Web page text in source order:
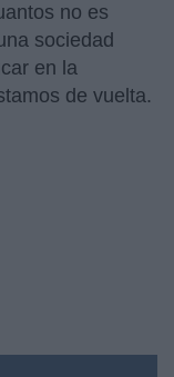
no es
sociedad
en la
de vuelta.